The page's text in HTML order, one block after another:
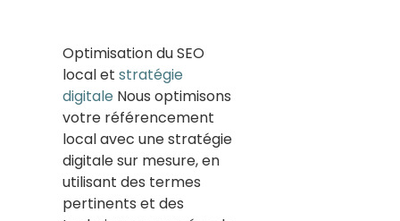
Optimisation du SEO
local et stratégie
digitale Nous optimisons
votre référencement
local avec une stratégie
digitale sur mesure, en
utilisant des termes
pertinents et des